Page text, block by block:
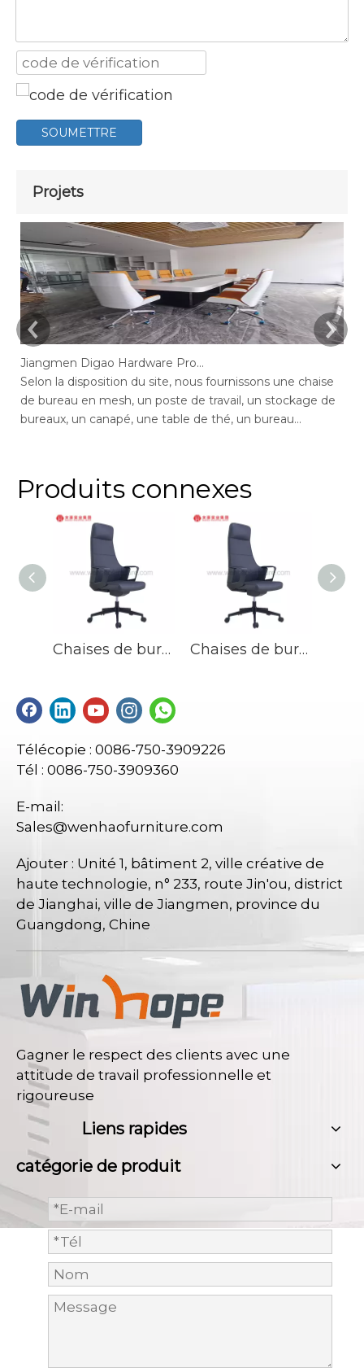
SOUMETTRE
Projets
Jiangmen Digao Hardware Products Company
Selon la disposition du site, nous fournissons une chaise
de bureau en mesh, un poste de travail, un stockage de
bureaux, un canapé, une table de thé, un bureau
en député, réception.
Produits connexes
Chaises de bureau tapissées tournantes de chaise de bureau exécutive en cuir à dossier haut noir Chaises de bureau tapissées tournantes de chaise de bureau exécutive en cuir à dossier haut noir
Télécopie : 0086-750-3909226
Tél : 0086-750-3909360
E-mail:
Sales@wenhaofurniture.com
Ajouter : Unité 1, bâtiment 2, ville créative de
haute technologie, n° 233, route Jin'ou, district
de Jianghai, ville de Jiangmen, province du
Guangdong, Chine
Gagner le respect des clients avec une
attitude de travail professionnelle et
rigoureuse
Liens rapides
catégorie de produit